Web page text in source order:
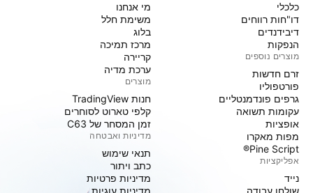
כלכלי
דו"חות רווחים
דיבידנדים
הנפקות
מוצרים נוספים
זרם חדשות
פורטפוליו
גרפים פונדמנטליים
עקומות תשואה
אופציות
מפות מאקרו
Pine Script®
אפליקציות
נייד
שולחן עבודה
מי אנחנו
משימת חלל
בלוג
מרכז תמיכה
קריירה
ערכת מדיה
מוצרים
חנות TradingView
קלפי טארוט לסוחרים
זמן המסחר של C63
מדיניות ואבטחה
תנאי שימוש
כתב ויתור
מדיניות פרטיות
מדיניות עוגיות